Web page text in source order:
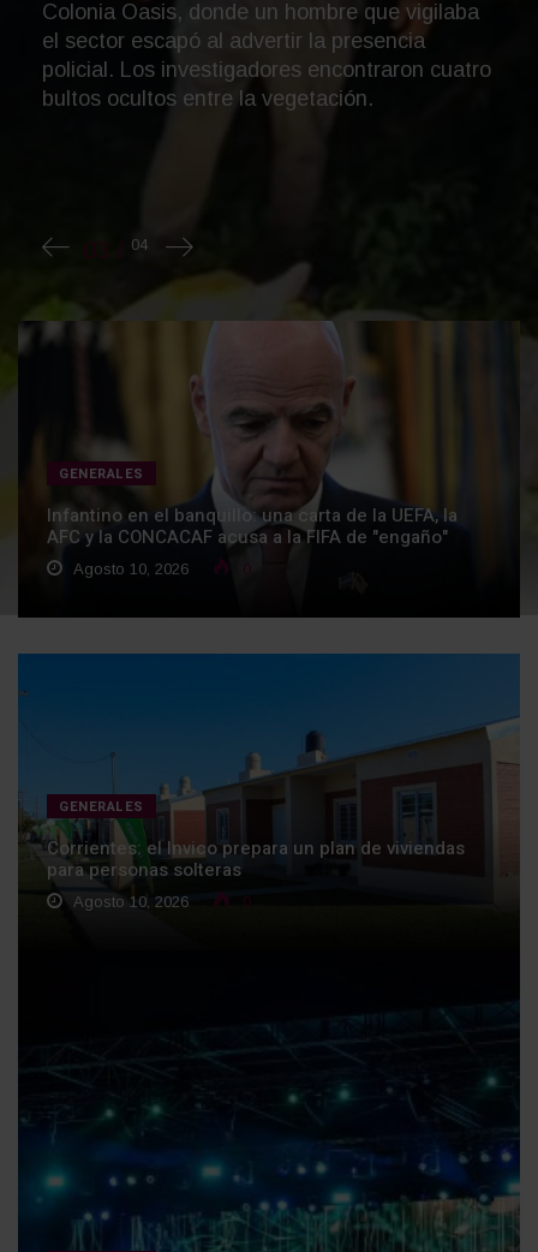
privatización del Mundial de Fútbol "sin una
consulta significativa", y asegura que se puso
en cuestión la integridad. Acusa a Infantino de
ser "alguien q...
GENERALES
Infantino en el banquillo: una carta de la UEFA, la
AFC y la CONCACAF acusa a la FIFA de "engaño"
Agosto 10, 2026
GENERALES
Corrientes: el Invico prepara un plan de viviendas
para personas solteras
Agosto 10, 2026 0